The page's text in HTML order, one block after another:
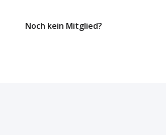
Noch kein Mitglied?